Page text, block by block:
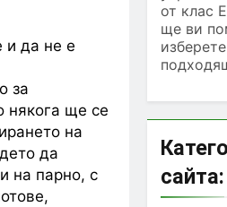
и да не е
за
някога ще се
на
да
на парно, с
от клас
ще ви
сайта: